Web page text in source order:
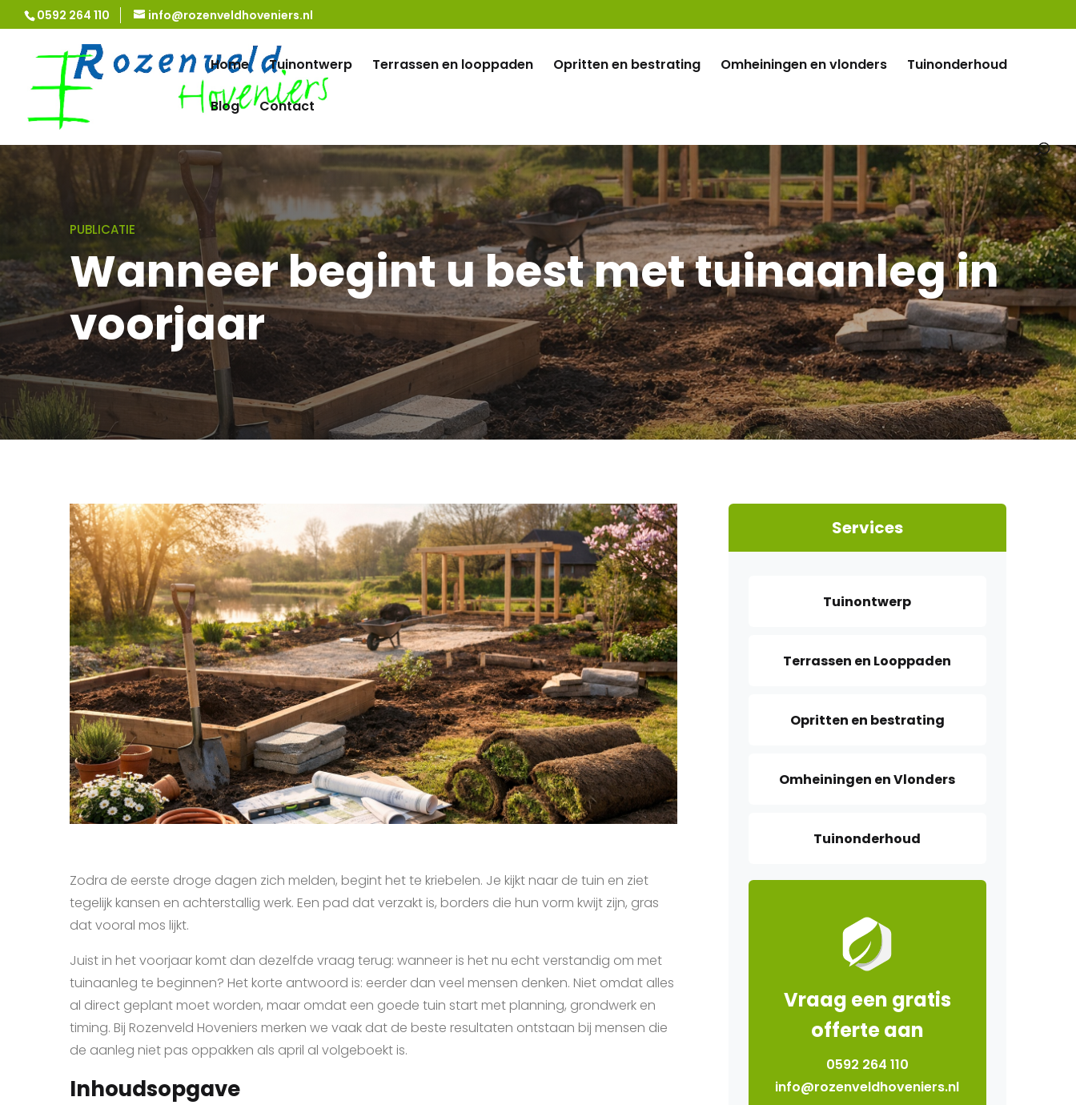
0592 264 110 info@rozenveldhoveniers.nl
Home Tuinontwerp Terrassen en looppaden Opritten en bestrating Omheiningen en vlonders Tuinonderhoud
Blog Contact
PUBLICATIE
Wanneer begint u best met tuinaanleg in
voorjaar
Zodra de eerste droge dagen zich melden, begint het te kriebelen. Je kijkt naar de tuin en ziet
tegelijk kansen en achterstallig werk. Een pad dat verzakt is, borders die hun vorm kwijt zijn, gras
dat vooral mos lijkt.
Juist in het voorjaar komt dan dezelfde vraag terug: wanneer is het nu echt verstandig om met
tuinaanleg te beginnen? Het korte antwoord is: eerder dan veel mensen denken. Niet omdat alles
al direct geplant moet worden, maar omdat een goede tuin start met planning, grondwerk en
timing. Bij Rozenveld Hoveniers merken we vaak dat de beste resultaten ontstaan bij mensen die
de aanleg niet pas oppakken als april al volgeboekt is.
Inhoudsopgave
Services
Tuinontwerp
Terrassen en Looppaden
Opritten en bestrating
Omheiningen en Vlonders
Tuinonderhoud
Vraag een gratis
offerte aan
0592 264 110
info@rozenveldhoveniers.nl